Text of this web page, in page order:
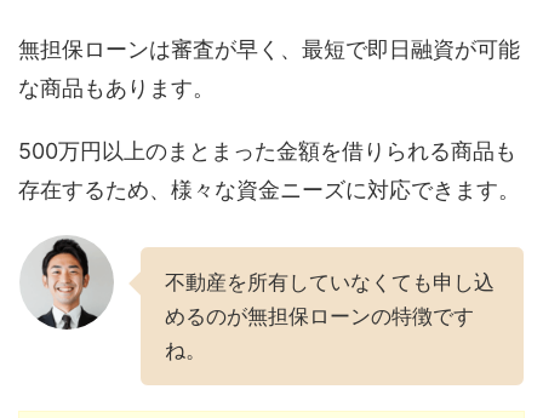
無担保ローンは審査が早く、最短で即日融資が可能
な商品もあります。
500万円以上のまとまった金額を借りられる商品も
存在するため、様々な資金ニーズに対応できます。
不動産を所有していなくても申し込
めるのが無担保ローンの特徴です
ね。